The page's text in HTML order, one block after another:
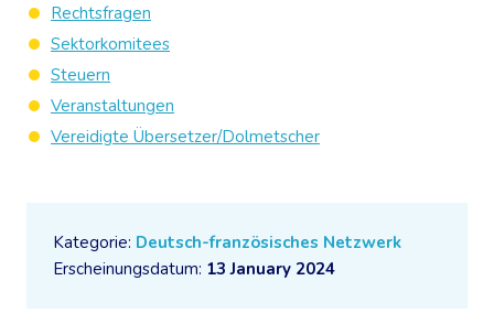
Kategorie: Deutsch-französisches Netzwerk
Erscheinungsdatum: 13 January 2024
Rechtsfragen
Sektorkomitees
Steuern
Veranstaltungen
Vereidigte Übersetzer/Dolmetscher